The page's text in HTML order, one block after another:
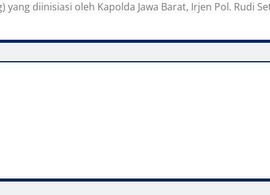
diinisiasi oleh Kapolda Jawa Barat, Irjen Pol. Rudi